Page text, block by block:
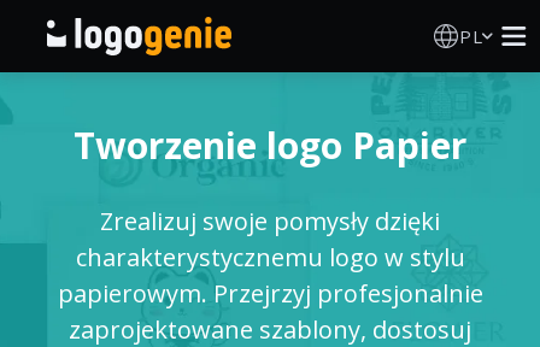
PL
Generator logo AI
Pomysły na logo
Produkty drukowane
Tworzenie logo Papier
Zrealizuj swoje pomysły dzięki
charakterystycznemu logo w stylu
papierowym. Przejrzyj profesjonalnie
zaprojektowane szablony, dostosuj